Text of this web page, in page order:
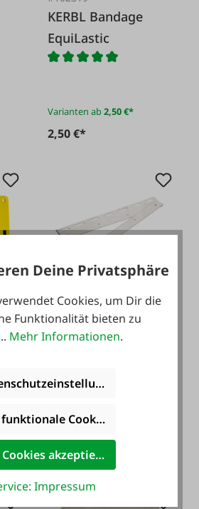
KERBL Bandage
EquiLastic
Varianten ab2,50 €*
2,50 €*
#FA46224
KERBL Pendelblech,
30 cm
Inhalt:0.3 m
m)
Ab
5,78 €*
Deine Privatsphäre
Cookies, um Dir die
Funktionalität bieten zu
Mehr Informationen.
Cookies akzeptieren
akzeptieren
Impressum